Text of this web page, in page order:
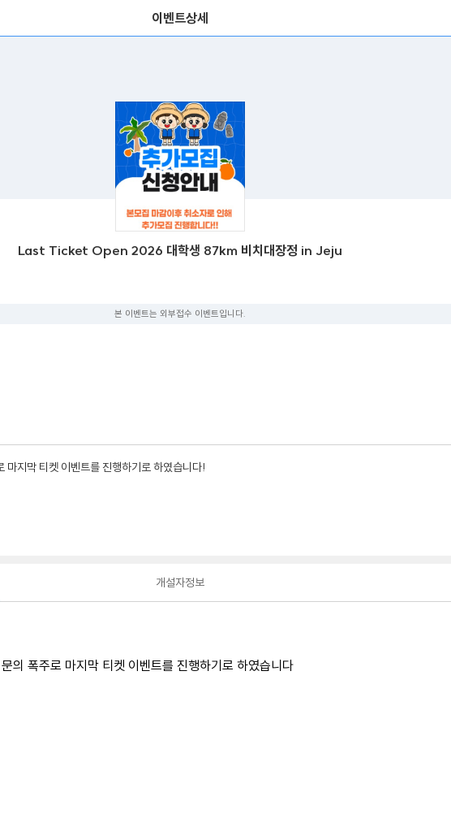
이벤트상세
Last Ticket Open 2026 대학생 87km 비치대장정 in Jeju
본 이벤트는 외부접수 이벤트입니다.
지막 티켓 이벤트를 진행하기로 하였습니다!
의 폭주로 마지막 티켓 이벤트를 진행하기로 하였습니다
개설자정보